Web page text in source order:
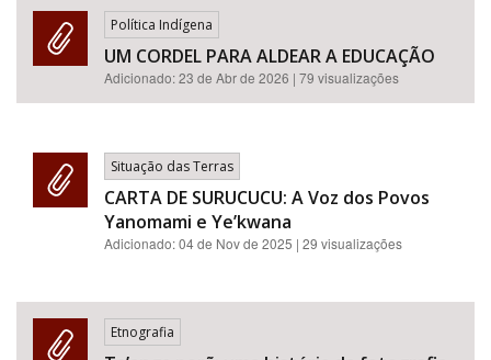
Subtema
Área de Levantamento
Área Protegida
BUSCAR
Política Indígena
UM CORDEL PARA ALDEAR A EDUCAÇÃO
Adicionado:23 de Abr de 2026 | 79 visualizações
Situação das Terras
CARTA DE SURUCUCU: A Voz dos Povos
Yanomami e Ye’kwana
Adicionado:04 de Nov de 2025 | 29 visualizações
Etnografia